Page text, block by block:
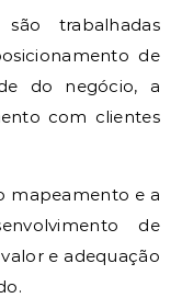
trabalhadas
de
do negócio, a
com clientes
mapeamento e a
de
e adequação